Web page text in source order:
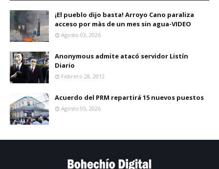
¡El pueblo dijo basta! Arroyo Cano paraliza
acceso por màs de un mes sin agua-VIDEO
Agosto 03, 2026
Anonymous admite atacó servidor Listín
Diario
Febrero 28, 2012
Acuerdo del PRM repartirá 15 nuevos puestos
Agosto 05, 2026